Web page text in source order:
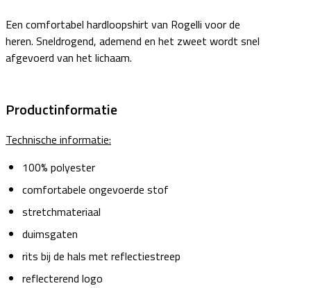
Een comfortabel hardloopshirt van Rogelli voor de
heren. Sneldrogend, ademend en het zweet wordt snel
afgevoerd van het lichaam.
Productinformatie
Technische informatie:
100% polyester
comfortabele ongevoerde stof
stretchmateriaal
duimsgaten
rits bij de hals met reflectiestreep
reflecterend logo